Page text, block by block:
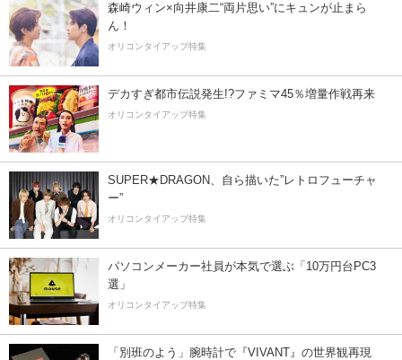
森崎ウィン×向井康二“両片思い”にキュンが止まら
ん！
オリコンタイアップ特集
デカすぎ都市伝説発生!?ファミマ45％増量作戦再来
オリコンタイアップ特集
SUPER★DRAGON、自ら描いた”レトロフューチャ
ー”
オリコンタイアップ特集
パソコンメーカー社員が本気で選ぶ「10万円台PC3
選」
オリコンタイアップ特集
「別班のよう」腕時計で『VIVANT』の世界観再現